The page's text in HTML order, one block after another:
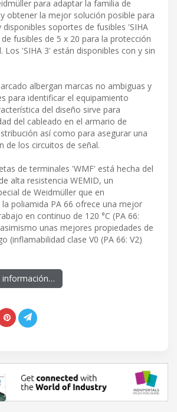
para adaptar la familia de
obtener la mejor solución posible para
disponibles soportes de fusibles 'SIHA
fusibles de 5 x 20 para la protección
Los 'SIHA 3' están disponibles con y sin
albergan marcas no ambiguas y
para identificar el equipamiento
del diseño sirve para
del cableado en el armario de
así como para asegurar una
de los circuitos de señal.
de terminales 'WMF' está hecha del
alta resistencia WEMID, un
de Weidmüller que en
poliamida PA 66 ofrece una mejor
en continuo de 120 °C (PA 66:
unas mejores propiedades de
(inflamabilidad clase V0 (PA 66: V2)
información…